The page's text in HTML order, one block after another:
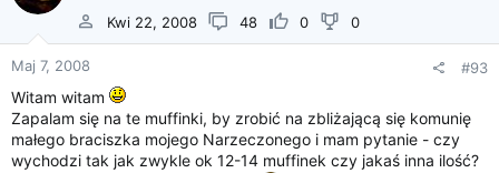
Kwi 22, 2008
48 0 0
Maj 7, 2008 #93
Witam witam
Zapalam się na te muffinki, by zrobić na zbliżającą się komunię
małego braciszka mojego Narzeczonego i mam pytanie - czy
wychodzi tak jak zwykle ok 12-14 muffinek czy jakaś inna ilość?